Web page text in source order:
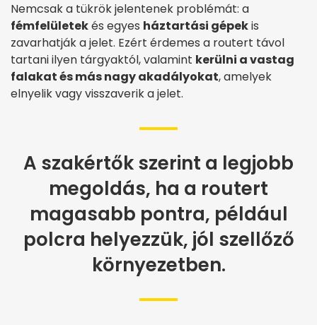
Nemcsak a tükrök jelentenek problémát: a
fémfelületekés egyes háztartási gépekis
zavarhatják a jelet. Ezért érdemes a routert távol
tartani ilyen tárgyaktól, valamint kerülni a vastag
falakat és más nagy akadályokat, amelyek
elnyelik vagy visszaverik a jelet.
A szakértők szerint a legjobb
megoldás, ha a routert
magasabb pontra, például
polcra helyezzük, jól szellőző
környezetben.